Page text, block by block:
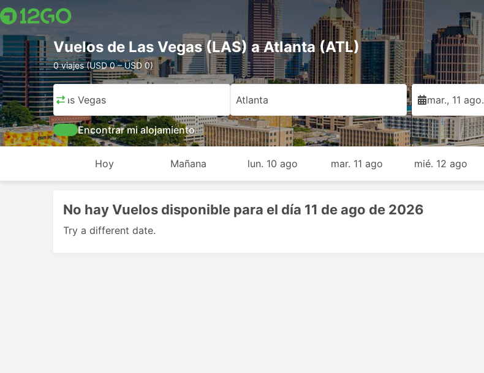
Vuelos de Las Vegas (LAS) a Atlanta (ATL)
0 viajes (USD 0 – USD 0)
Las Vegas Atlanta mar., 11 ago.
Encontrar mi alojamiento
Hoy Mañana lun. 10 ago mar. 11 ago mié. 12 ago
No hay Vuelos disponible para el día 11 de ago de 2026
Try a different date.